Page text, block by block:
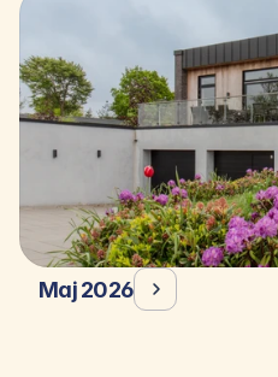
Maj 2026